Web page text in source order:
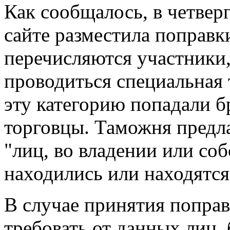
Как сообщалось, в
сайте разместила
перечисляются
проводиться
эту категорию попадали
торговцы. Таможня
"лиц, во владении или
находились или
В случае принятия